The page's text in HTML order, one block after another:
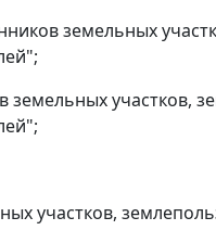
земельных
участков,
участков,